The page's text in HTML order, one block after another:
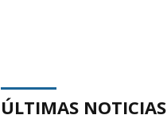
ÚLTIMAS NOTICIAS